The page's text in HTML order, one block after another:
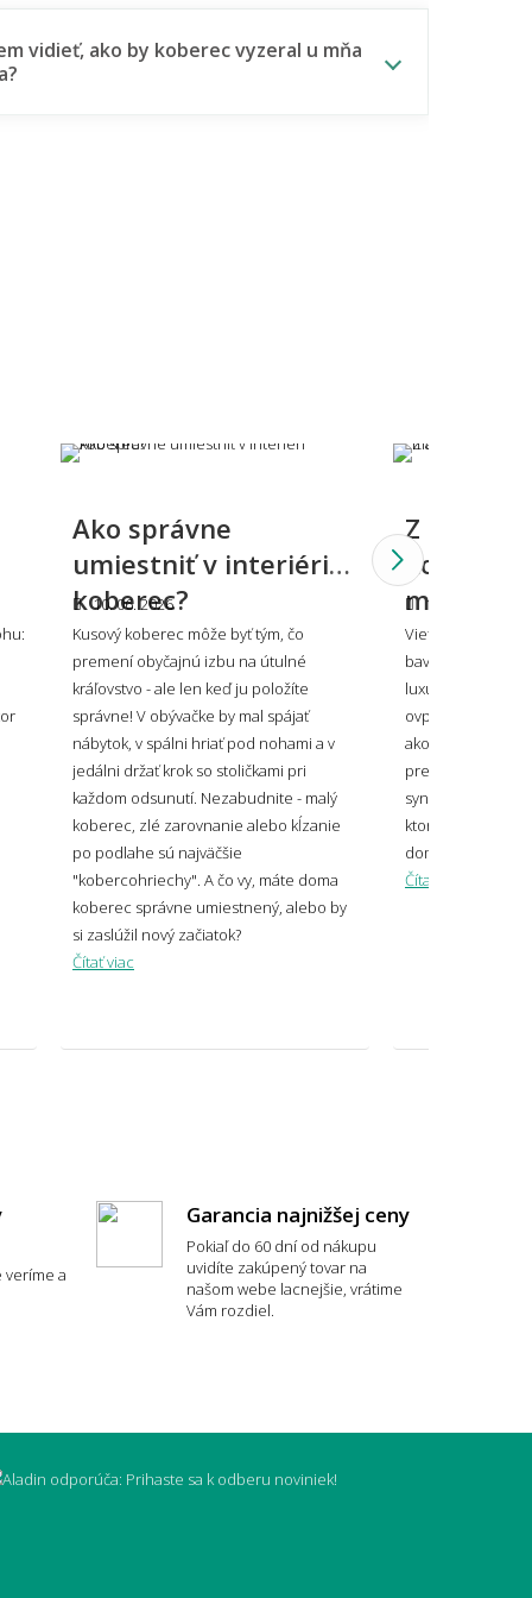
vidieť, ako by koberec vyzeral u mňa
sa vzorovaný koberec do malého
ladiť alebo kontrastovať?
veľký koberec zvoliť pod sedačku?
mi koberec opticky zväčšiť miestnosť?
koberca je najpohodlnejší?
Ako správne
umiestniť v interiéri
koberec?
10. 06. 2026
Kusový koberec môže byť tým, čo
premení obyčajnú izbu na útulné
kráľovstvo - ale len keď ju položíte
správne! V obývačke by mal spájať
nábytok, v spálni hriať pod nohami a v
jedálni držať krok so stoličkami pri
každom odsunutí. Nezabudnite - malý
koberec, zlé zarovnanie alebo kĺzanie
po podlahe sú najväčšie
"kobercohriechy". A čo vy, máte doma
koberec správne umiestnený, alebo by
si zaslúžil nový začiatok?
Čítať viac
Z čoho
koberce:
10. 06. 2026
Viete, že
bavlna, odolný
luxusný ako
ovplyvní, ako sa
ako dlho vydrží aj
prehľad všetkých
syntetických po
ktorý z nich bude
domov.
Čítať viac
veríme a
Garancia najnižšej ceny
Pokiaľ do 60 dní od nákupu
uvidíte zakúpený tovar na
našom webe lacnejšie, vrátime
Vám rozdiel.